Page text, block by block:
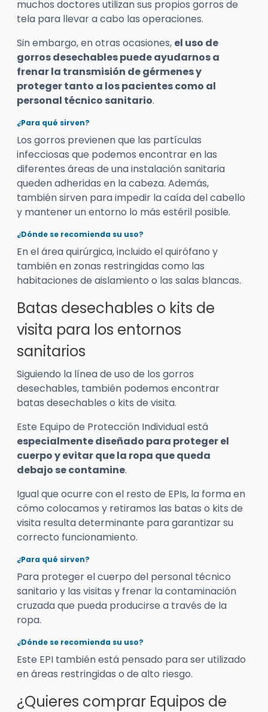
muchos doctores utilizan sus propios gorros de
tela para llevar a cabo las operaciones.
Sin embargo, en otras ocasiones, el uso de
gorros desechables puede ayudarnos a
frenar la transmisión de gérmenes y
proteger tanto a los pacientes como al
personal técnico sanitario.
¿Para qué sirven?
Los gorros previenen que las partículas
infecciosas que podemos encontrar en las
diferentes áreas de una instalación sanitaria
queden adheridas en la cabeza. Además,
también sirven para impedir la caída del cabello
y mantener un entorno lo más estéril posible.
¿Dónde se recomienda su uso?
En el área quirúrgica, incluido el quirófano y
también en zonas restringidas como las
habitaciones de aislamiento o las salas blancas.
Batas desechables o kits de
visita para los entornos
sanitarios
Siguiendo la línea de uso de los gorros
desechables, también podemos encontrar
batas desechables o kits de visita.
Este Equipo de Protección Individual está
especialmente diseñado para proteger el
cuerpo y evitar que la ropa que queda
debajo se contamine.
Igual que ocurre con el resto de EPIs, la forma en
cómo colocamos y retiramos las batas o kits de
visita resulta determinante para garantizar su
correcto funcionamiento.
¿Para qué sirven?
Para proteger el cuerpo del personal técnico
sanitario y las visitas y frenar la contaminación
cruzada que pueda producirse a través de la
ropa.
¿Dónde se recomienda su uso?
Este EPI también está pensado para ser utilizado
en áreas restringidas o de alto riesgo.
¿Quieres comprar Equipos de